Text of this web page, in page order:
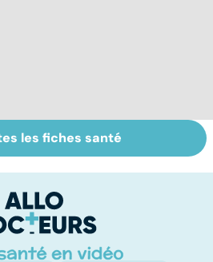
Antibiotiques :
lutter contre la
bactéries
les fiches santé